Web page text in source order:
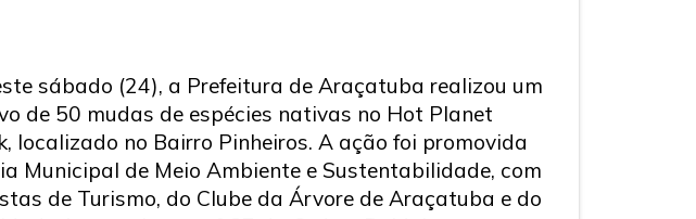
sábado (24), a Prefeitura de Araçatuba realizou um
de 50 mudas de espécies nativas no Hot Planet
localizado no Bairro Pinheiros. A ação foi promovida
Municipal de Meio Ambiente e Sustentabilidade, com
de Turismo, do Clube da Árvore de Araçatuba e do